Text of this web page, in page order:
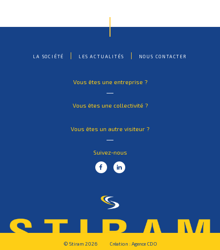
LA SOCIÉTÉ LES ACTUALITÉS NOUS CONTACTER
Vous êtes une entreprise ?
Vous êtes une collectivité ?
Vous êtes un autre visiteur ?
Suivez-nous
© Stiram 2026 Création : Agence CDO